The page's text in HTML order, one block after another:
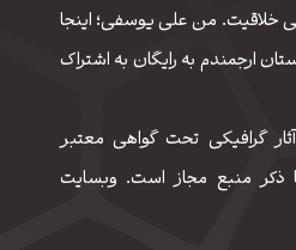
خلاقیت. من علی یوسفی؛ اینجا
ارجمندم به رایگان به اشتراک
گرافیکی تحت گواهی معتبر
با ذکر منبع مجاز است. وبسایت